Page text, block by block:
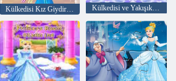
Külkedisi Kız Giydirme Oyunları Külkedisi ve Yakışıklı Prens